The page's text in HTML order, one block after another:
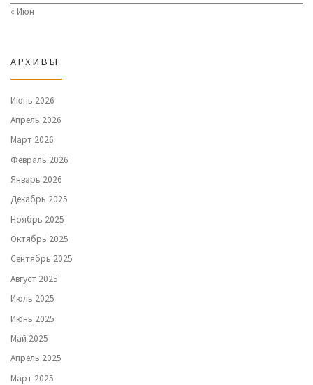
« Июн
АРХИВЫ
Июнь 2026
Апрель 2026
Март 2026
Февраль 2026
Январь 2026
Декабрь 2025
Ноябрь 2025
Октябрь 2025
Сентябрь 2025
Август 2025
Июль 2025
Июнь 2025
Май 2025
Апрель 2025
Март 2025